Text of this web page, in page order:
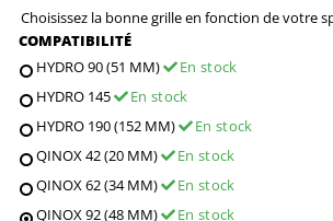
Choisissez la bonne grille en fonction de votre
COMPATIBILITÉ
HYDRO 90 (51 MM)
En stock
HYDRO 145
En stock
HYDRO 190 (152 MM)
En stock
QINOX 42 (20 MM)
En stock
QINOX 62 (34 MM)
En stock
QINOX 92 (48 MM)
En stock